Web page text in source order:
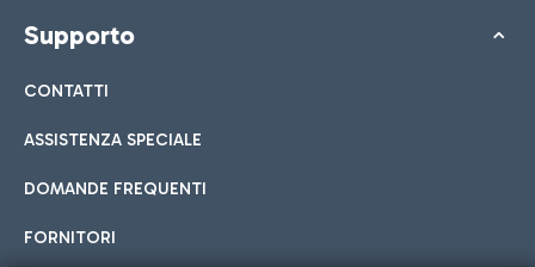
Supporto
CONTATTI
ASSISTENZA SPECIALE
DOMANDE FREQUENTI
FORNITORI